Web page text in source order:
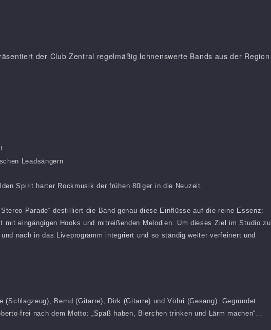
der Club Zentral regelmäßig lohnenswerte Bands aus der Region
Leadsängern
Spirit harter Rockmusik der frühen 80iger in die Neuzeit.
Parade“ destilliert die Band genau diese Einflüsse auf die reine Essenz:
eingängigen Hooks und mitreißenden Melodien. Um dieses Ziel im Studio zu
nach in das Liveprogramm integriert und so ständig weiter verfeinert und
Bernd (Gitarre), Dirk (Gitarre) und Vöhri (Gesang). Gegründet
frei nach dem Motto: „Spaß haben, Bierchen trinken und Lärm machen“…